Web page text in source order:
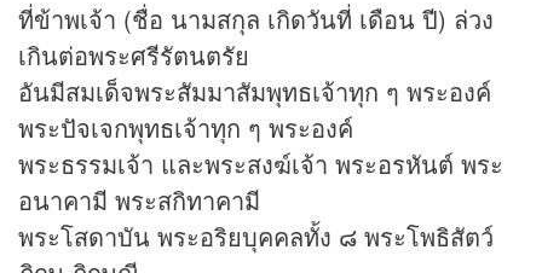
ที่ข้าพเจ้า (ชื่อ นามสกุล เกิดวันที่ เดือน ปี) ล่วง
เกินต่อพระศรีรัตนตรัย
อันมีสมเด็จพระสัมมาสัมพุทธเจ้าทุก ๆ พระองค์
พระปัจเจกพุทธเจ้าทุก ๆ พระองค์
พระธรรมเจ้า และพระสงฆ์เจ้า พระอรหันต์ พระ
อนาคามี พระสกิทาคามี
พระโสดาบัน พระอริยบุคคลทั้ง ๘ พระโพธิสัตว์